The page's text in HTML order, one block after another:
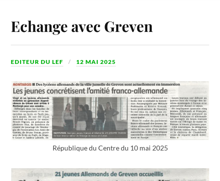
Echange avec Greven
EDITEUR DU LEF 12 MAI 2025
République du Centre du 10 mai 2025